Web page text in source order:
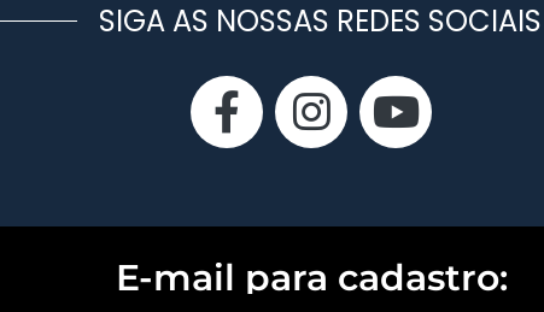
SIGA AS NOSSAS REDES SOCIAIS
E-mail para cadastro: